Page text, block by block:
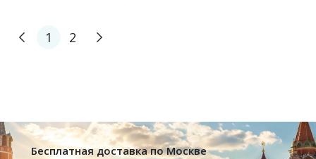
1 2
Бесплатная доставка по Москве